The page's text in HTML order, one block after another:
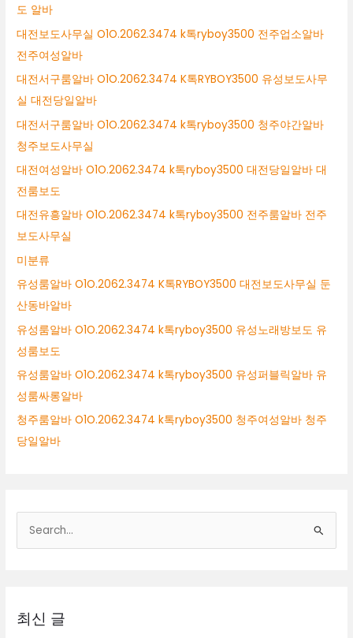
도 알바
대전보도사무실 O1O.2062.3474 k톡ryboy3500 전주업소알바
전주여성알바
대전서구룸알바 O1O.2062.3474 K톡RYBOY3500 유성보도사무
실 대전당일알바
대전서구룸알바 O1O.2062.3474 k톡ryboy3500 청주야간알바
청주보도사무실
대전여성알바 O1O.2062.3474 k톡ryboy3500 대전당일알바 대
전룸보도
대전유흥알바 O1O.2062.3474 k톡ryboy3500 전주룸알바 전주
보도사무실
미분류
유성룸알바 O1O.2062.3474 K톡RYBOY3500 대전보도사무실 둔
산동바알바
유성룸알바 O1O.2062.3474 k톡ryboy3500 유성노래방보도 유
성룸보도
유성룸알바 O1O.2062.3474 k톡ryboy3500 유성퍼블릭알바 유
성룸싸롱알바
청주룸알바 O1O.2062.3474 k톡ryboy3500 청주여성알바 청주
당일알바
색
최신 글